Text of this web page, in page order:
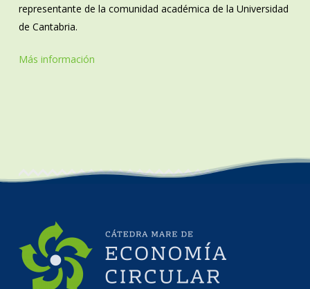
representante de la comunidad académica de la Universidad
de Cantabria.
Más información